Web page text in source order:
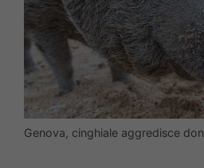
Genova, cinghiale aggredisce